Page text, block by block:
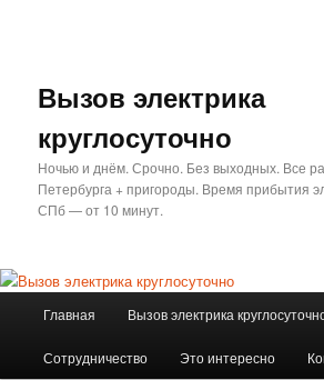
Вызов электрика
круглосуточно
Ночью и днём. Срочно. Без выходных. Все
Петербурга + пригороды. Время прибытия
СПб — от 10 минут.
Главная Вызов электрика
Сотрудничество Это интересно